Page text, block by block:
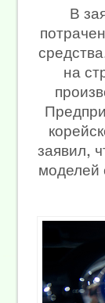
В
на
заявил,
моделей